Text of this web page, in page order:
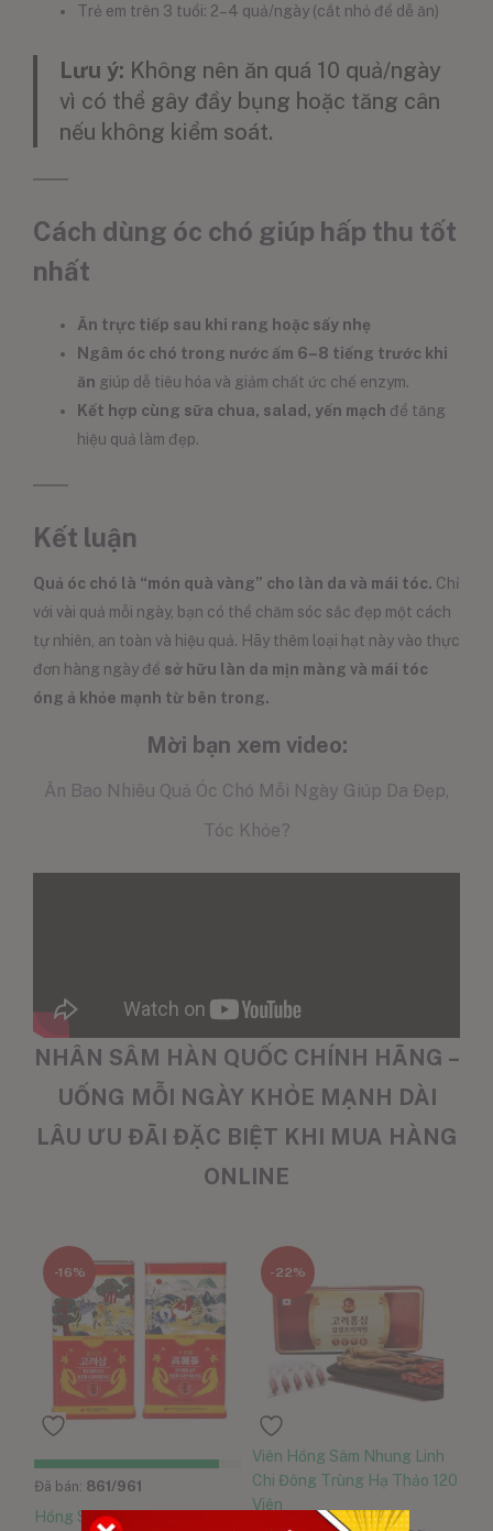
Trẻ em trên 3 tuổi: 2–4 quả/ngày (cắt nhỏ để dễ ăn)
Lưu ý: Không nên ăn quá 10 quả/ngày
vì có thể gây đầy bụng hoặc tăng cân
nếu không kiểm soát.
Cách dùng óc chó giúp hấp thu tốt
nhất
Ăn trực tiếp sau khi rang hoặc sấy nhẹ
Ngâm óc chó trong nước ấm 6–8 tiếng trước khi
ăn giúp dễ tiêu hóa và giảm chất ức chế enzym.
Kết hợp cùng sữa chua, salad, yến mạch để tăng
hiệu quả làm đẹp.
Kết luận
Quả óc chó là “món quà vàng” cho làn da và mái tóc. Chỉ
với vài quả mỗi ngày, bạn có thể chăm sóc sắc đẹp một cách
tự nhiên, an toàn và hiệu quả. Hãy thêm loại hạt này vào thực
đơn hàng ngày để sở hữu làn da mịn màng và mái tóc
óng ả khỏe mạnh từ bên trong.
Mời bạn xem video:
Ăn Bao Nhiêu Quả Óc Chó Mỗi Ngày Giúp Da Đẹp,
Tóc Khỏe?
NHÂN SÂM HÀN QUỐC CHÍNH HÃNG –
UỐNG MỖI NGÀY KHỎE MẠNH DÀI
LÂU ƯU ĐÃI ĐẶC BIỆT KHI MUA HÀNG
ONLINE
-16%
Đã bán: 861 /961
Hồng Sâm Củ Khô Daedong
-22%
Viên Hồng Sâm Nhung Linh
Chi Đông Trùng Hạ Thảo 120
Viên